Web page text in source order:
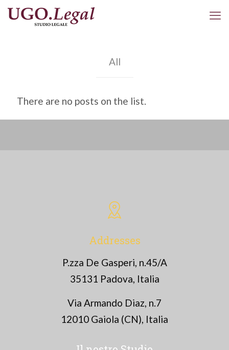
All
There are no posts on the list.
Addresses
P.zza De Gasperi, n.45/A
35131 Padova, Italia
Via Armando Diaz, n.7
12010 Gaiola (CN), Italia